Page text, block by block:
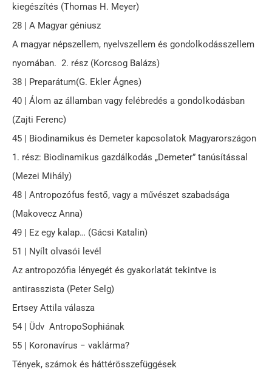
kiegészítés (Thomas H. Meyer)
28 | A Magyar géniusz
A magyar népszellem, nyelvszellem és gondolkodásszellem
nyomában. 2. rész (Korcsog Balázs)
38 | Preparátum(G. Ekler Ágnes)
40 | Álom az államban vagy felébredés a gondolkodásban
(Zajti Ferenc)
45 | Biodinamikus és Demeter kapcsolatok Magyarországon
1. rész: Biodinamikus gazdálkodás „Demeter” tanúsítással
(Mezei Mihály)
48 | Antropozófus festő, vagy a művészet szabadsága
(Makovecz Anna)
49 | Ez egy kalap… (Gácsi Katalin)
51 | Nyílt olvasói levél
Az antropozófia lényegét és gyakorlatát tekintve is
antirasszista (Peter Selg)
Ertsey Attila válasza
54 | Üdv AntropoSophiának
55 | Koronavírus − vaklárma?
Tények, számok és háttérösszefüggések